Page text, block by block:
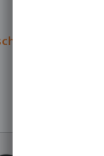
Widerstand